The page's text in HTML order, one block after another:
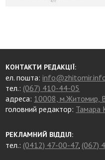
КОНТАКТИ РЕДАКЦІЇ:
ел. пошта:
тел.: (067) 410-44-05
адреса: 10008, м.Житомир,
головний редактор: Тамара
РЕКЛАМНИЙ ВІДДІЛ:
тел.: (0412) 47-00-47, (067)